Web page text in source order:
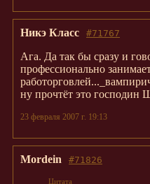
#71767
Никэ Класс
Ага. Да так бы сразу и
профессионально
ну прочтёт это господин
23 февраля 2007 г. 19:13
#71826
Mordein